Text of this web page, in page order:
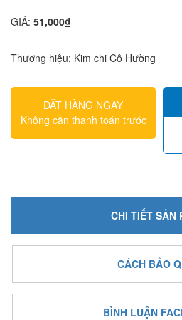
GIÁ: 51,000₫
Thương hiệu: Kim chi Cô Hường
ĐẶT HÀNG NGAY
Không cần thanh toán trước
CHI TIẾT SẢN
CÁCH BẢO
BÌNH LUẬN